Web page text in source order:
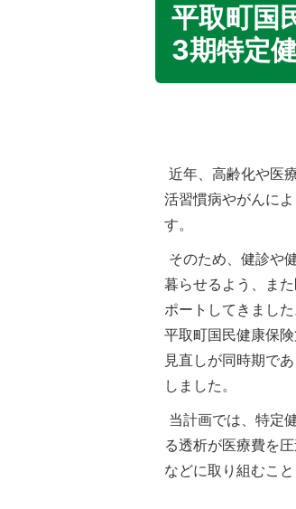
平取町国
3期特定
近年、高齢化や医
活習慣病やがんに
す。
そのため、健診や
暮らせるよう、ま
ポートしてきまし
平取町国民健康保
見直しが同時期で
しました。
当計画では、特定
る透析が医療費を
などに取り組むこと